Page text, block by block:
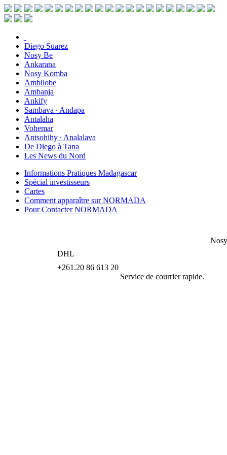
Diego Suarez
Nosy Be
Ankarana
Nosy Komba
Ambilobe
Ambanja
Ankify
Sambava ∙ Andapa
Antalaha
Vohemar
Antsohihy ∙ Analalava
De Diego à Tana
Les News du Nord
Informations Pratiques Madagascar
Spécial investisseurs
Cartes
Comment apparaître sur NORMADA
Pour Contacter NORMADA
DHL
+261.20 86 613 20
Service de courrier rapide.